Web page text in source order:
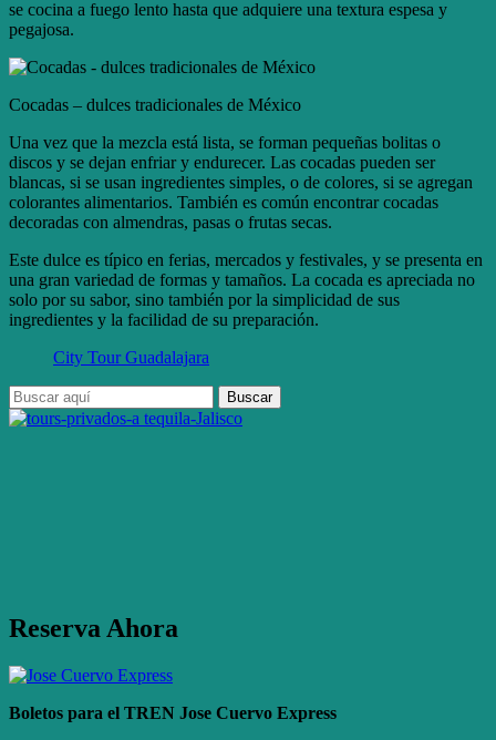
se cocina a fuego lento hasta que adquiere una textura espesa y
pegajosa.
Cocadas – dulces tradicionales de México
Una vez que la mezcla está lista, se forman pequeñas bolitas o
discos y se dejan enfriar y endurecer. Las cocadas pueden ser
blancas, si se usan ingredientes simples, o de colores, si se agregan
colorantes alimentarios. También es común encontrar cocadas
decoradas con almendras, pasas o frutas secas.
Este dulce es típico en ferias, mercados y festivales, y se presenta en
una gran variedad de formas y tamaños. La cocada es apreciada no
solo por su sabor, sino también por la simplicidad de sus
ingredientes y la facilidad de su preparación.
City Tour Guadalajara
Reserva Ahora
Boletos para el TREN Jose Cuervo Express